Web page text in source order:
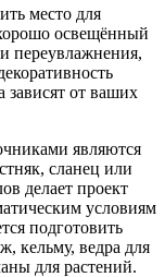
место для
освещённый
переувлажнения,
зависят от ваших
являются
сланец или
делает проект
условиям
подготовить
кельму, ведра для
для растений.